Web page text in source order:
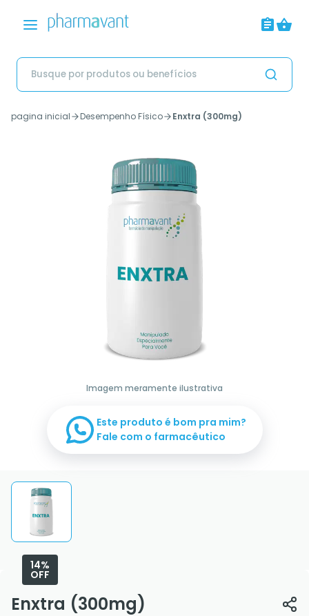
pagina inicial Desempenho Físico Enxtra (300mg)
Imagem meramente ilustrativa
Este produto é bom pra mim?
Fale com o farmacêutico
14%
OFF
Enxtra (300mg)